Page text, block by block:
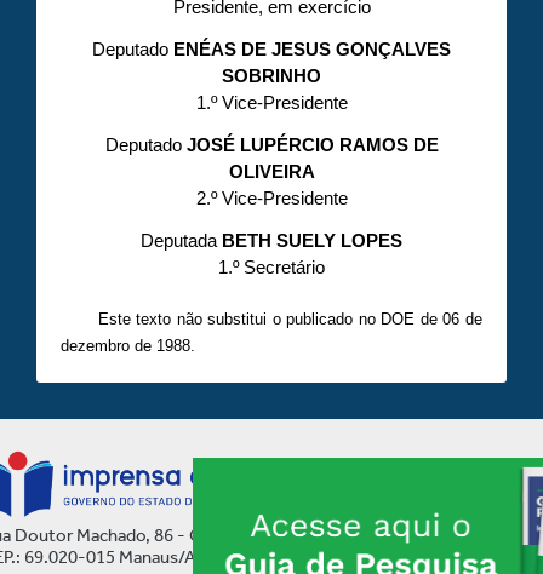
Presidente, em exercício
Deputado ENÉAS DE JESUS GONÇALVES
SOBRINHO
1.º Vice-Presidente
DeputadoJOSÉ LUPÉRCIO RAMOS DE
OLIVEIRA
2.º Vice-Presidente
Deputada BETH SUELY LOPES
1.º Secretário
Este texto não substitui o publicado no DOE de 06 de
dezembro de 1988.
Doutor Machado, 86 - Centro
69.020-015 Manaus/AM